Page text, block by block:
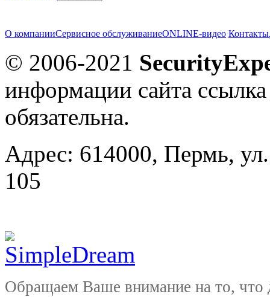
О компанииСервисное обслуживаниеONLINE-видео Контакты
© 2006-2021
информации сайта
обязательна.
Адрес: 614000, Пермь,
105
Обращаем Ваше внимание на то, что